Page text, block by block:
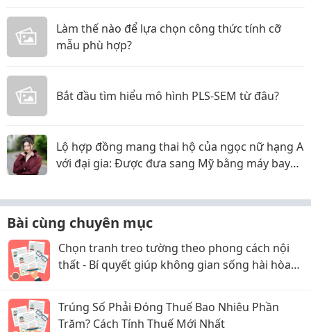
Làm thế nào để lựa chọn công thức tính cỡ
mẫu phù hợp?
Bắt đầu tìm hiểu mô hình PLS-SEM từ đâu?
Lộ hợp đồng mang thai hộ của ngọc nữ hạng A
với đại gia: Được đưa sang Mỹ bằng máy bay
Bài cùng chuyên mục
Chọn tranh treo tường theo phong cách nội
thất - Bí quyết giúp không gian sống hài hòa
Trúng Số Phải Đóng Thuế Bao Nhiêu Phần
Trăm? Cách Tính Thuế Mới Nhất